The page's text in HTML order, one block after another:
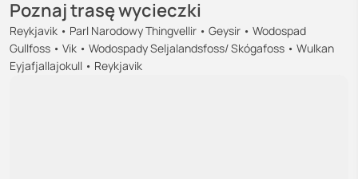
Poznaj trasę wycieczki
Reykjavik • Parl Narodowy Thingvellir • Geysir • Wodospad
Gullfoss • Vik • Wodospady Seljalandsfoss/ Skógafoss • Wulkan
Eyjafjallajokull • Reykjavik